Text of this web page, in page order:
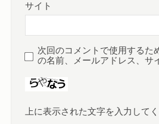
サイト
次回のコメントで使用するた
の名前、メールアドレス、サ
上に表示された文字を入力してく